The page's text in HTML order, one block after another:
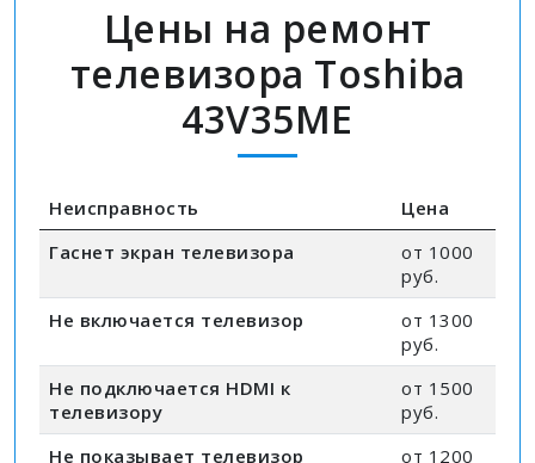
Цены на ремонт
телевизора Toshiba
43V35ME
Неисправность
Цена
Гаснет экран телевизора
от 1000
руб.
Не включается телевизор
от 1300
руб.
Не подключается HDMI к
телевизору
от 1500
руб.
Не показывает телевизор
от 1200